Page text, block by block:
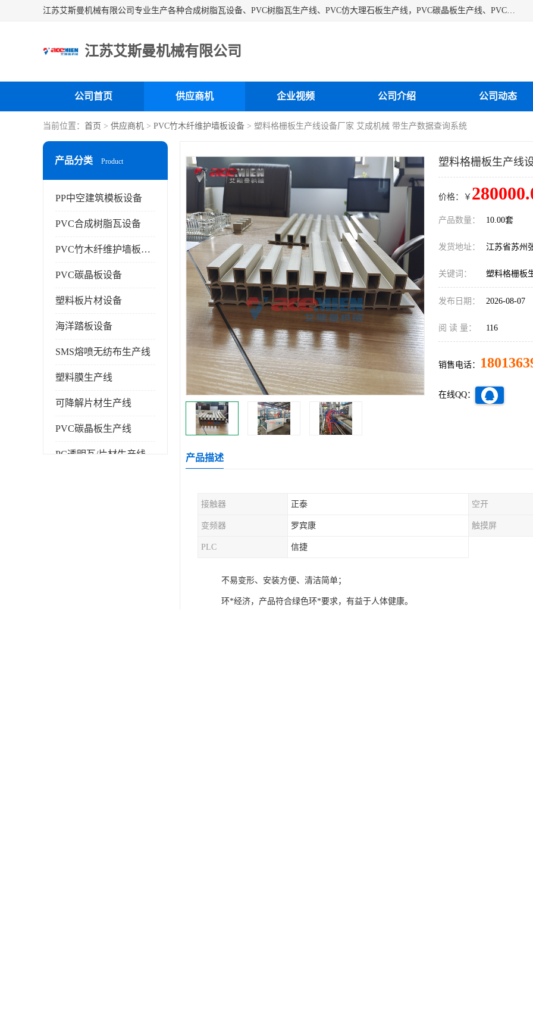
江苏艾斯曼机械有限公司专业生产各种合成树脂瓦设备、PVC树脂瓦生产线、PVC仿大理石板生产线，PVC碳晶板生产线、PVC护墙板生产线，PVC格栅板生产线、PVC扣板生产线、塑料建筑模板生产线。操作方便，性能稳定，价格合理，质量保障。
江苏艾斯曼机械有限公司
公司首页 供应商机 企业视频 公司介绍 公司动态
当前位置： 首页 > 供应商机 > PVC竹木纤维护墙板设备 > 塑料格栅板生产线设备厂家 艾成机械 带生产数据查询系统
产品分类 Product
PP中空建筑模板设备
PVC合成树脂瓦设备
PVC竹木纤维护墙板设备
PVC碳晶板设备
塑料板片材设备
海洋踏板设备
SMS熔喷无纺布生产线
塑料膜生产线
可降解片材生产线
PVC碳晶板生产线
PC透明瓦/片材生产线
塑料格栅板生产线
价格：￥
产品数量： 10.00套
发货地址： 江苏省苏州
关键词： 塑料格栅板
发布日期： 2026-08-07
阅 读 量： 116
销售电话：
在线QQ：
产品描述
接触器 正泰 空开
变频器 罗宾康 触摸屏
PLC 信捷
不易变形、安装方便、清洁简单；
环*经济，产品符合绿色环*要求，有益于人体健康。